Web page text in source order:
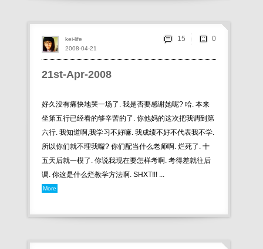
21st-Apr-2008
好久没有痛快地哭一场了. 我是否要感谢她呢? 哈. 本来
坐第五行已经看的够辛苦的了. 你他妈的这次把我调到第
六行. 我知道啊,我学习不好嘛. 我成绩不好不代表我不学.
所以你们就不理我囖? 你们配当什么老师啊. 烂死了. 十
五天后就一模了. 你说我现在要怎样考啊. 考得差就往后
调. 你这是什么烂教学方法啊. SHXT!!! ...
More
2008-04-21
kei-life 15